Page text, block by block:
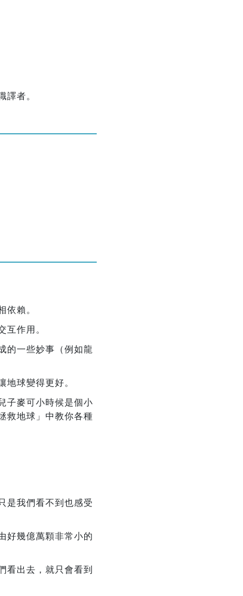
者。
賴。
作用。
的一些妙事（例如龍
球變得更好。
子麥可小時候是個小
救地球」中教你各種
是我們看不到也感受
好幾億萬顆非常小的
看出去，就只會看到